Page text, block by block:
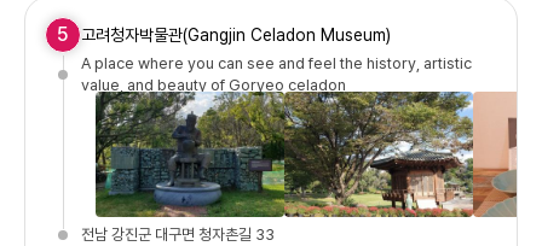
5 고려청자박물관(Gangjin Celadon Museum)
A place where you can see and feel the history, artistic
value, and beauty of Goryeo celadon
전남 강진군 대구면 청자촌길 33